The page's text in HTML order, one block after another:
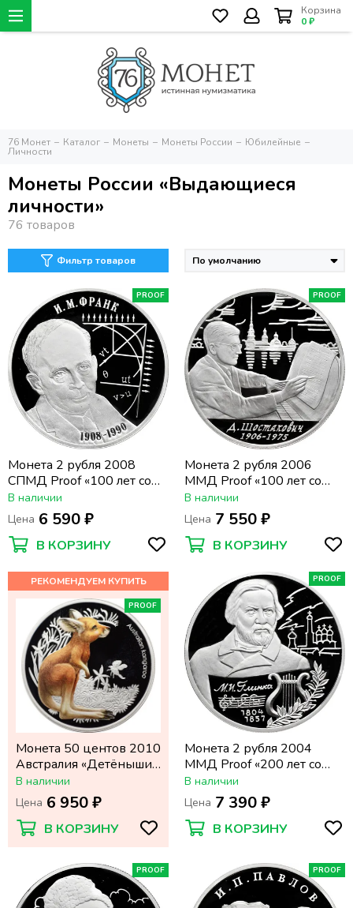
Корзина
0 ₽
76 Монет Каталог Монеты Монеты России Юбилейные
Личности
Монеты России «Выдающиеся
личности»
Фильтр товаров
PROOF
Монета 2 рубля 2008
СПМД Proof «100 лет со
дня рождения Ильи
Франка»
В наличии
Цена 6 590 ₽
В КОРЗИНУ
PROOF
Монета 2 рубля 2006
ММД Proof «100 лет со
дня рождения Дмитрия
Шостаковича»
В наличии
Цена 7 550 ₽
В КОРЗИНУ
PROOF
Монета 50 центов 2010
Австралия «Детёныши
диких животных:
Кенгуру»
В наличии
Цена 6 950 ₽
В КОРЗИНУ
PROOF
Монета 2 рубля 2004
ММД Proof «200 лет со
дня рождения Михаила
Ивановича Глинки»
В наличии
Цена 7 390 ₽
В КОРЗИНУ
PROOF PROOF